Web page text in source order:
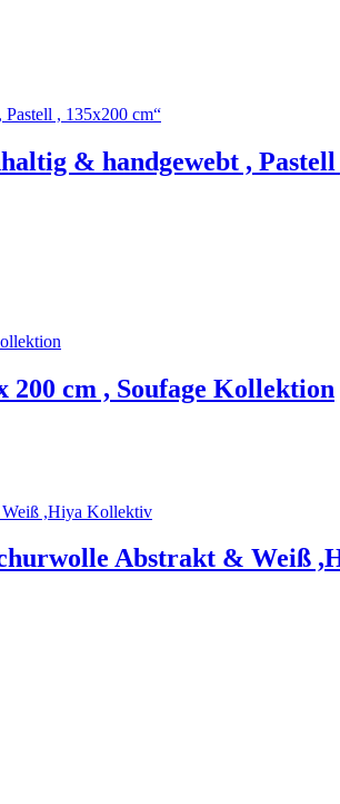
& handgewebt , Pastell
200 cm , Soufage Kollektion
Abstrakt & Weiß